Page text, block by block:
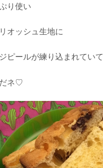
り使い
オッシュ生地に
ピールが練り込まれていて
ネ♡